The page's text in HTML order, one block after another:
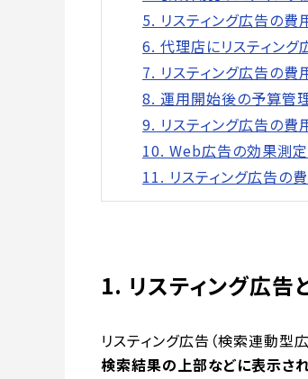
5. リスティング広告の費
6. 代理店にリスティン
7. リスティング広告の
8. 運用開始後の予算管
9. リスティング広告の
10. Web広告の効果測定
11. リスティング広告の
1. リスティング広告
リスティング広告（検索連動型広
検索結果の上部などに表示さ